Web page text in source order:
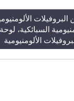
1590 من البروفيلات
السبائكية،
الألومنيومية